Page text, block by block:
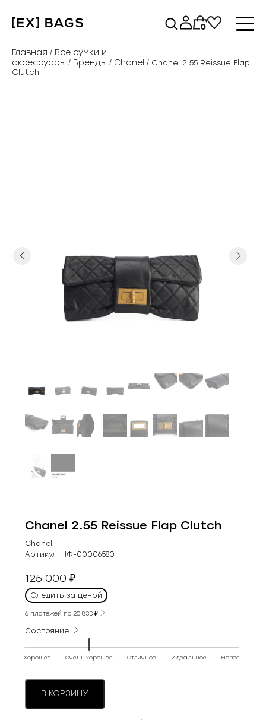
содержимому
0
Главная / Все сумки и
аксессуары / Бренды / Chanel / Chanel 2.55 Reissue Flap
Clutch
Previous Next
Chanel 2.55 Reissue Flap Clutch
Chanel
Артикул: НФ-00006580
125 000₽
Следить за ценой
6 платежей по20 833₽
Состояние
Хорошее Очень хорошее Отличное Идеальное Новое
В КОРЗИНУ